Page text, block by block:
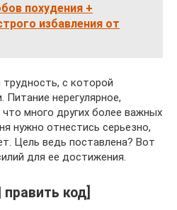
похудения +
избавления от
с которой
нерегулярное,
много других более важных
нужно отнестись серьезно,
Цель ведь поставлена? Вот
для ее достижения.
код]